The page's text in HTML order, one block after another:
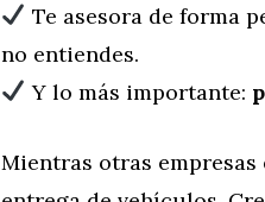
Te asesora de forma
no entiendes.
Y lo más importante:
Mientras otras